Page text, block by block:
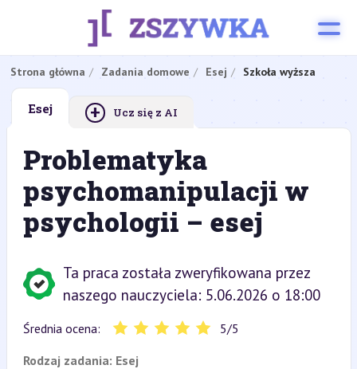
Strona główna Zadania domowe Esej Szkoła wyższa
Esej + Ucz się z AI
Problematyka
psychomanipulacji w
psychologii – esej
Ta praca została zweryfikowana przez
naszego nauczyciela: 5.06.2026 o 18:00
Średnia ocena: 5/5
Rodzaj zadania: Esej